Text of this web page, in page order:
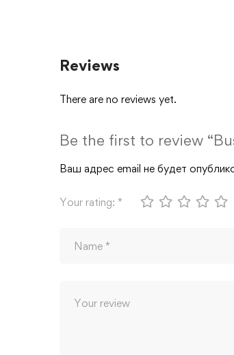
Reviews
There are no reviews yet.
Be the first to review
Ваш адрес email не будет
Your rating: *